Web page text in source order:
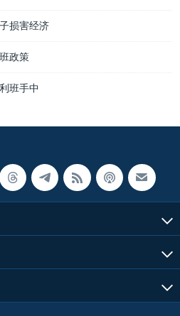
损害经济
政策
班手中